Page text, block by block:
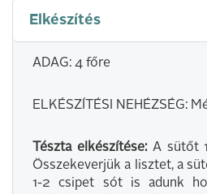
Elkészítés
ADAG: 4 főre
ELKÉSZÍTÉSI NEHÉZSÉG:
Tészta elkészítése:A sütőt
Összekeverjük a lisztet, a
1-2 csipet sót is adunk